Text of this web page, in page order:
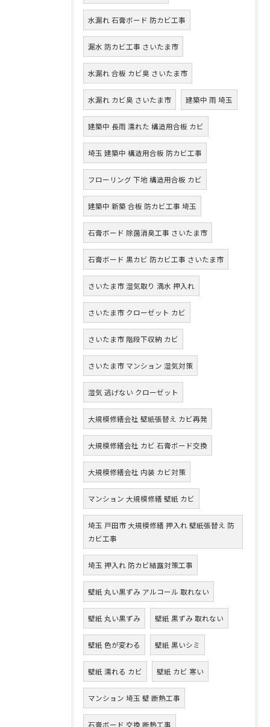
水漏れ 石膏ボード 防カビ工事
漏水 防カビ工事 さいたま市
水漏れ 合板 カビ臭 さいたま市
水漏れ カビ臭 さいたま市 建築中 雨 埼玉
建築中 長雨 濡れた 構造用合板 カビ
埼玉 建築中 構造用合板 防カビ工事
フローリング 下地 構造用合板 カビ
建築中 新築 合板 防カビ工事 埼玉
石膏ボード 除菌消臭工事 さいたま市
石膏ボード 黒カビ 防カビ工事 さいたま市
さいたま市 湿気取り 満水 押入れ
さいたま市 クローゼット カビ
さいたま市 階段下収納 カビ
さいたま市 マンション 湿気対策
湿気 逃げない クローゼット
大規模修繕会社 壁紙張替え カビ再発
大規模修繕会社 カビ 石膏ボード交換
大規模修繕会社 内装 カビ対策
マンション 大規模修繕 壁紙 カビ
埼玉 戸田市 大規模修繕 押入れ 壁紙張替え 防
カビ工事
埼玉 押入れ 防カビ結露対策工事
壁紙 丸い黒ずみ アルコール 取れない
壁紙 丸い黒ずみ 壁紙 黒ずみ 取れない
壁紙 色が変わる 壁紙 黒いシミ
壁紙 濡れる カビ 壁紙 カビ 寒い
マンション 埼玉 壁 断熱工事
石膏ボード 交換 断熱工事